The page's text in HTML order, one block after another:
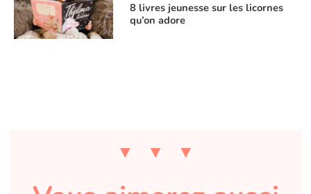
8 livres jeunesse sur les licornes
qu’on adore